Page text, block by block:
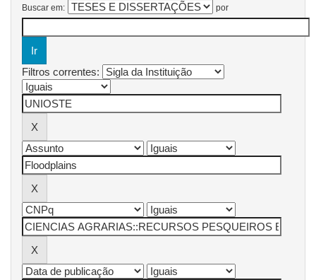
Buscar em: por
Filtros correntes: